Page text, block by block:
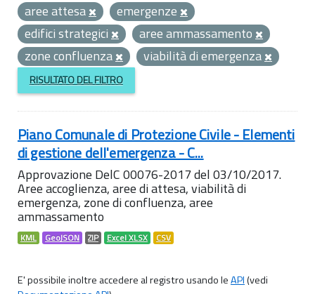
aree attesa
emergenze
edifici strategici
aree ammassamento
zone confluenza
viabilità di emergenza
RISULTATO DEL FILTRO
Piano Comunale di Protezione Civile - Elementi
di gestione dell'emergenza - C...
Approvazione DelC 00076-2017 del 03/10/2017.
Aree accoglienza, aree di attesa, viabilità di
emergenza, zone di confluenza, aree
ammassamento
KML GeoJSON ZIP Excel XLSX CSV
E' possibile inoltre accedere al registro usando leAPI(vedi